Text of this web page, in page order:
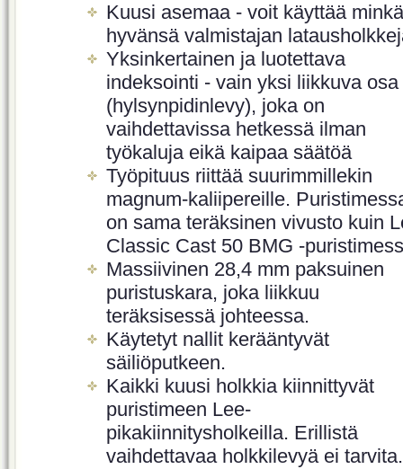
Kuusi asemaa - voit käyttää minkä
hyvänsä valmistajan
Yksinkertainen ja luotettava
indeksointi - vain yksi liikkuva osa
(hylsynpidinlevy), joka on
vaihdettavissa hetkessä ilman
työkaluja eikä kaipaa säätöä
Työpituus riittää suurimmillekin
magnum-kaliipereille.
on sama teräksinen vivusto kuin
Classic Cast 50 BMG -
Massiivinen 28,4 mm paksuinen
puristuskara, joka liikkuu
teräksisessä johteessa.
Käytetyt nallit kerääntyvät
säiliöputkeen.
Kaikki kuusi holkkia kiinnittyvät
puristimeen Lee-
pikakiinnitysholkeilla. Erillistä
vaihdettavaa holkkilevyä ei tarvita.